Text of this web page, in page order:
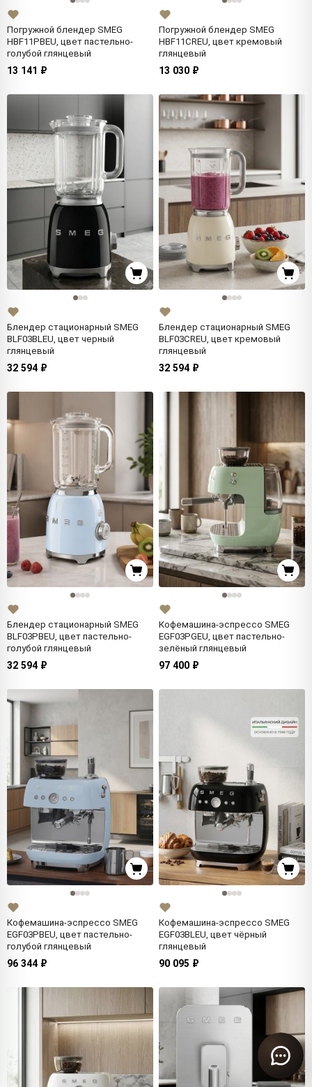
Погружной блендер SMEG
HBF11PBEU, цвет пастельно-
голубой глянцевый
13 141 ₽
Погружной блендер SMEG
HBF11CREU, цвет кремовый
глянцевый
13 030 ₽
Блендер стационарный SMEG
BLF03BLEU, цвет черный
глянцевый
32 594 ₽
Блендер стационарный SMEG
BLF03CREU, цвет кремовый
глянцевый
32 594 ₽
Блендер стационарный SMEG
BLF03PBEU, цвет пастельно-
голубой глянцевый
32 594 ₽
Кофемашина-эспрессо SMEG
EGF03PGEU, цвет пастельно-
зелёный глянцевый
97 400 ₽
Кофемашина-эспрессо SMEG
EGF03PBEU, цвет пастельно-
голубой глянцевый
96 344 ₽
Кофемашина-эспрессо SMEG
EGF03BLEU, цвет чёрный
глянцевый
90 095 ₽